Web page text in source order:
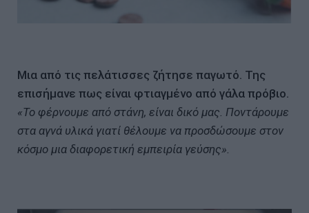
Μια από τις πελάτισσες ζήτησε παγωτό. Της
επισήμανε πως είναι φτιαγμένο από γάλα πρόβιο.
«Το φέρνουμε από στάνη, είναι δικό μας. Ποντάρουμε
στα αγνά υλικά γιατί θέλουμε να προσδώσουμε στον
κόσμο μια διαφορετική εμπειρία γεύσης».